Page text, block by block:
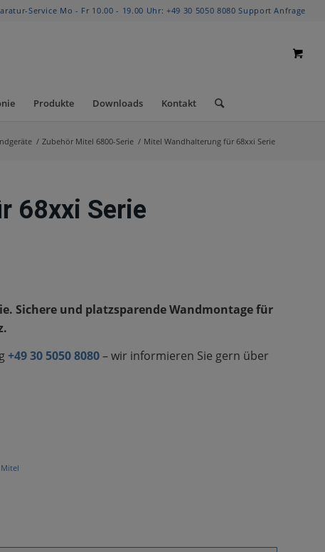
Service Mo - Fr 10.00 - 19.00 Uhr: +49 30 5050 8080 Support Anfrage
Produkte Downloads Kontakt
/ Zubehör Mitel 6800-Serie / Mitel Wandhalterung für 68xxi Serie
68xxi Serie
Sichere und platzsparende Wandmontage für
+49 30 5050 8080– wir informieren Sie gern über
Mitel